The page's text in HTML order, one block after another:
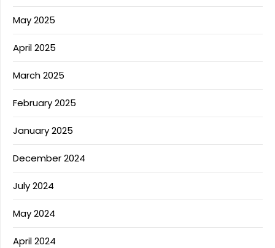
May 2025
April 2025
March 2025
February 2025
January 2025
December 2024
July 2024
May 2024
April 2024